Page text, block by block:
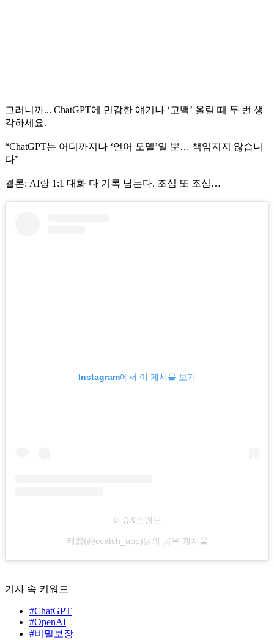
그러니까... ChatGPT에 민감한 얘기나 ‘고백’ 올릴 때 두 번 생
각하세요.
“ChatGPT는 어디까지나 ‘언어 모델’일 뿐… 책임지지 않습니
다”
결론: AI랑 1:1 대화 다 기록 남는다. 조심 또 조심…️
Instagram에서 이 게시물 보기
이슈&트렌드
케찹(@ccatch_upp)님의 공유 게시물
기사 속 키워드
#ChatGPT
#OpenAI
#비밀보장